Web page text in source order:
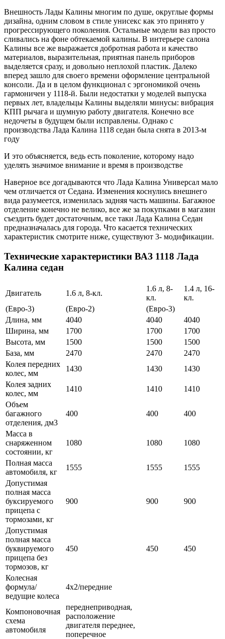
Внешность Лады Калины многим по душе, округлые формы
дизайна, одним словом в стиле унисекс как это принято у
прогрессирующего поколения. Остальные модели ваз просто
сливались на фоне обтекаемой калины. В интерьере салона
Калины все же выражается добротная работа и качество
материалов, выразительная, приятная панель приборов
выделяется сразу, и довольно неплохой пластик. Далеко
вперед зашло для своего времени оформление центральной
консоли. Да и в целом функционал с эргономикой очень
гармоничен у 1118-й. Были недостатки у моделей выпуска
первых лет, владельцы Калины выделяли минусы: вибрация
КПП рычага и шумную работу двигателя. Конечно все
недочеты в будущем были исправлены. Однако с
производства Лада Калина 1118 седан была снята в 2013-м
году
И это объясняется, ведь есть поколение, которому надо
уделять значимое внимание и время в производстве
Наверное все догадываются что Лада Калина Универсал мало
чем отличается от Седана. Изменения коснулись внешнего
вида разумеется, изменилась задняя часть машины. Багажное
отделение конечно не велико, все же за покупками в магазин
съездить будет достаточным, все таки Лада Калина Седан
предназначалась для города. Что касается технических
характеристик смотрите ниже, существуют 3- модификации.
Технические характеристики ВАЗ 1118 Лада
Калина седан
Двигатель 1.6 л, 8-кл.
1.6 л, 8-
кл.
1.4 л, 16-
кл.
(Евро-3)
(Евро-2)
(Евро-3)
Длина, мм
4040 4040
4040
Ширина, мм
1700 1700
1700
Высота, мм
1500 1500
1500
База, мм
2470 2470
2470
Колея передних
колес, мм
1430 1430
1430
Колея задних
колес, мм
1410 1410
1410
Объем
багажного
отделения, дм3
400 400 400
Масса в
снаряженном
состоянии, кг
1080 1080 1080
Полная масса
автомобиля, кг
1555 1555
1555
Допустимая
полная масса
буксируемого
прицепа с
тормозами, кг
900 900 900
Допустимая
полная масса
буквируемого
прицепа без
тормозов, кг
450 450 450
Колесная
формула/
ведущие колеса
4х2/передние
Компоновочная
схема
автомобиля
переднеприводная,
расположение
двигателя переднее,
поперечное